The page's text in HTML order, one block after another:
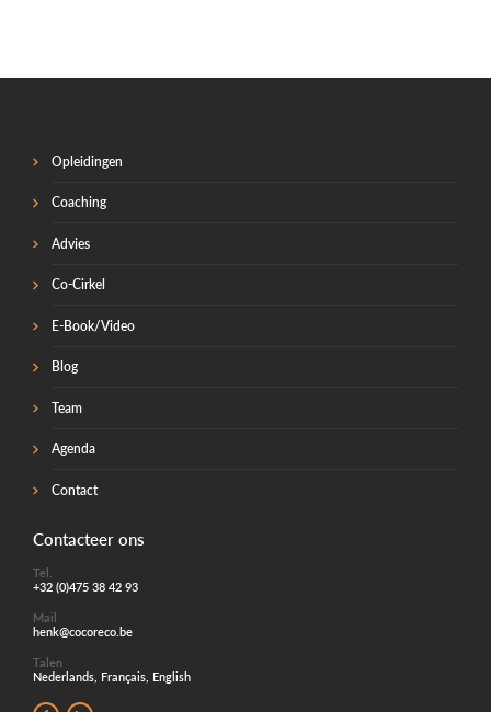
Opleidingen
Coaching
Advies
Co-Cirkel
E-Book/Video
Blog
Team
Agenda
Contact
Contacteer ons
Tel.
+32 (0)475 38 42 93
Mail
henk@cocoreco.be
Talen
Nederlands, Français, English